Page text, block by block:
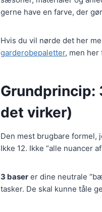
gerne have en farve, der
Hvis du vil nørde det her
garderobepaletter, men her
Grundprincip:
det virker)
Den mest brugbare formel,
Ikke 12. Ikke “alle nuancer
3 baser er dine neutrale
tasker. De skal kunne tåle